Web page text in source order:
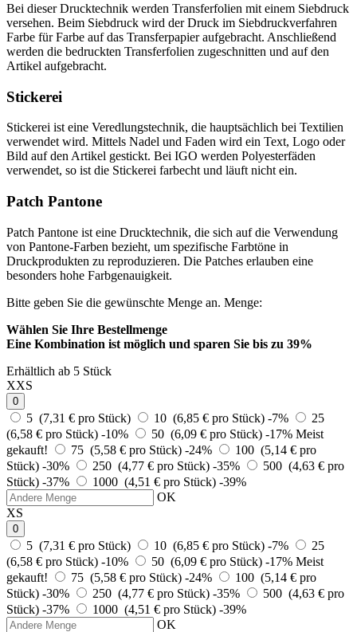
Bei dieser Drucktechnik werden Transferfolien mit einem Siebdruck
versehen. Beim Siebdruck wird der Druck im Siebdruckverfahren
Farbe für Farbe auf das Transferpapier aufgebracht. Anschließend
werden die bedruckten Transferfolien zugeschnitten und auf den
Artikel aufgebracht.
Stickerei
Stickerei ist eine Veredlungstechnik, die hauptsächlich bei Textilien
verwendet wird. Mittels Nadel und Faden wird ein Text, Logo oder
Bild auf den Artikel gestickt. Bei IGO werden Polyesterfäden
verwendet, so ist die Stickerei farbecht und läuft nicht ein.
Patch Pantone
Patch Pantone ist eine Drucktechnik, die sich auf die Verwendung
von Pantone-Farben bezieht, um spezifische Farbtöne in
Druckprodukten zu reproduzieren. Die Patches erlauben eine
besonders hohe Farbgenauigkeit.
Bitte geben Sie die gewünschte Menge an. Menge:
Wählen Sie Ihre Bestellmenge
Eine Kombination ist möglich und sparen Sie bis zu 39%
Erhältlich ab 5 Stück
XXS
0
5 (7,31 € pro Stück) 10 (6,85 € pro Stück) -7%
25
(6,58 € pro Stück) -10% 50 (6,09 € pro Stück) -17% Meist
gekauft!
75 (5,58 € pro Stück) -24%
100 (5,14 € pro
Stück) -30% 250 (4,77 € pro Stück) -35%
500 (4,63 € pro
Stück) -37% 1000 (4,51 € pro Stück) -39%
OK
XS
0
5 (7,31 € pro Stück) 10 (6,85 € pro Stück) -7%
25
(6,58 € pro Stück) -10% 50 (6,09 € pro Stück) -17% Meist
gekauft!
75 (5,58 € pro Stück) -24%
100 (5,14 € pro
Stück) -30% 250 (4,77 € pro Stück) -35%
500 (4,63 € pro
Stück) -37% 1000 (4,51 € pro Stück) -39%
OK